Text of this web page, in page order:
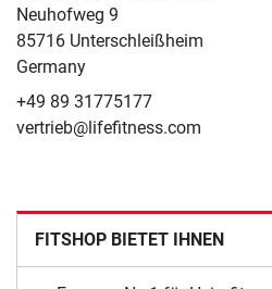
Neuhofweg 9
85716 Unterschleißheim
Germany
+49 89 31775177
vertrieb@lifefitness.com
FITSHOP BIETET IHNEN